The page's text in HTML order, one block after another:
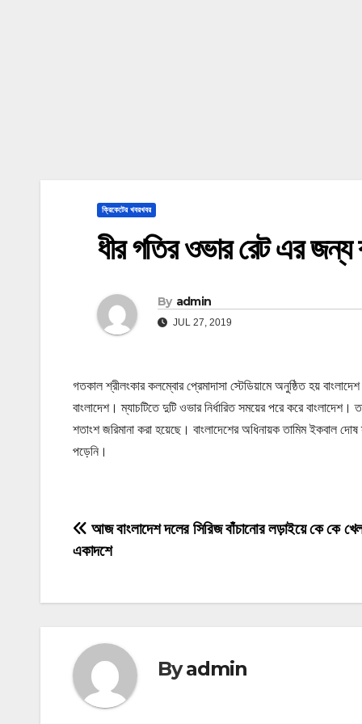
ক্রিকেটের খবরখবর
ধীর গতির ওভার রেট এর জন্য
By admin
JUL 27, 2019
গতকাল শ্রীলংকার কলম্বোর প্রেমাদাসা স্টেডিয়ামে অনুষ্ঠিত হয়
বাংলাদেশ। ম্যাচটিতে দুটি ওভার নির্ধারিত সময়ের পরে করে
শতাংশ জরিমানা করা হয়েছে। বাংলাদেশের অধিনায়ক তামিম ইকবাল
পড়েনি।
P
s
n
a
আজ বাংলাদেশ দলের সিরিজ বাঁচানোর লড়াইয়ে কে কে
একাদশে
Byadmin